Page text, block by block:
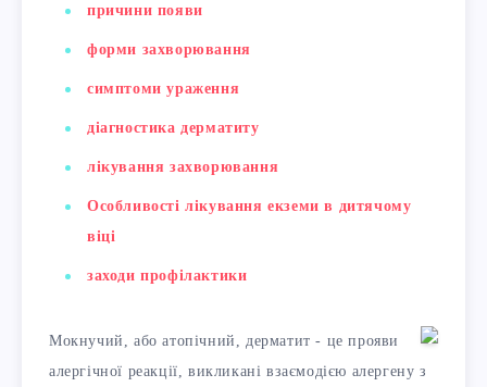
причини появи
форми захворювання
симптоми ураження
діагностика дерматиту
лікування захворювання
Особливості лікування екземи в дитячому
віці
заходи профілактики
Мокнучий, або атопічний, дерматит - це прояви
алергічної реакції, викликані взаємодією алергену з